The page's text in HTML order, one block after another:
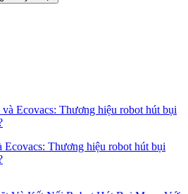
Ecovacs: Thương hiệu robot hút bụi